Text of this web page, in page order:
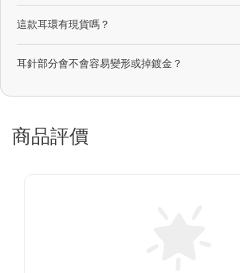
這款耳環有現貨嗎？
耳針部分會不會容易變形或掉鍍金？
商品評價